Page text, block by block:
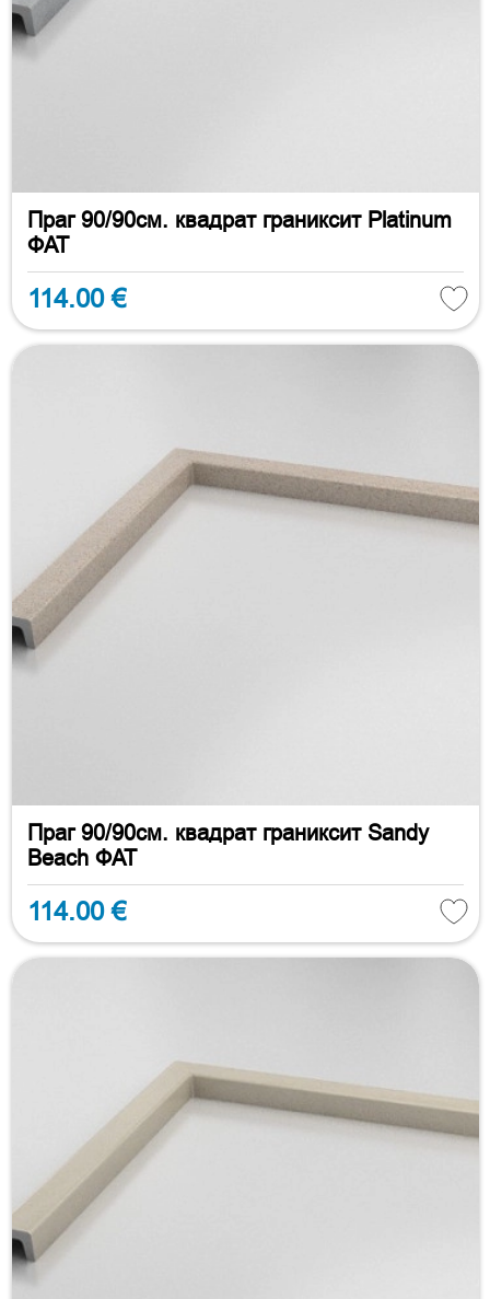
Праг 90/90см. квадрат граниксит Platinum
ФАТ
114.00 €
Праг 90/90см. квадрат граниксит Sandy
Beach ФАТ
114.00 €